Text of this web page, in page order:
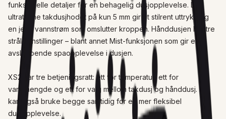
funksjonelle detaljer for en behagelig dusjopplevelse. Det
ultratynne takdusjhodet på kun 5 mm gir et stilrent uttrykk og
en jevn vannstrøm som omslutter kroppen. Hånddusjen har tre
stråleinnstillinger – blant annet Mist-funksjonen som gir en
avslappende spaopplevelse i dusjen.
XS2 har tre betjeningsratt: ett for temperatur, ett for
vannmengde og ett for valg mellom takdusj og hånddusj. Du
kan også bruke begge samtidig for en mer fleksibel
dusjopplevelse.